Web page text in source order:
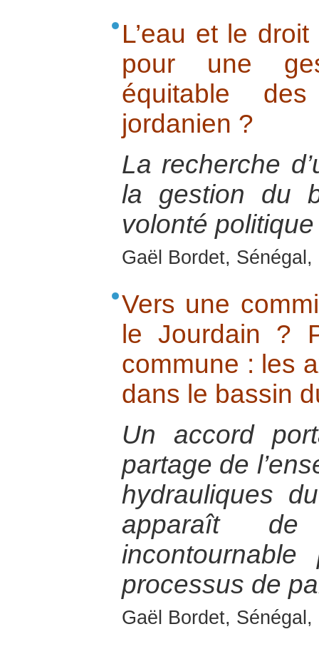
L’eau et le
pour une
équitable
jordanien ?
La recherche
la gestion du
volonté
Gaël Bordet,
Vers une
le Jourdain ?
commune : les
dans le bassin
Un accord
partage de
hydrauliques
apparaît
processus de
Gaël Bordet,